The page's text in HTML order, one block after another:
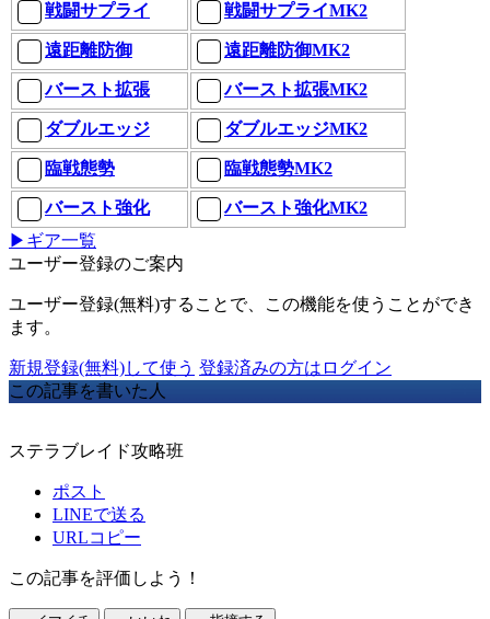
戦闘サプライ 戦闘サプライMK2
遠距離防御 遠距離防御MK2
バースト拡張 バースト拡張MK2
ダブルエッジ ダブルエッジMK2
臨戦態勢 臨戦態勢MK2
バースト強化
バースト強化MK2
▶ギア一覧
ユーザー登録のご案内
ユーザー登録(無料)することで、この機能を使うことができ
ます。
新規登録(無料)して使う 登録済みの方はログイン
この記事を書いた人
ステラブレイド攻略班
ポスト
LINEで送る
URLコピー
この記事を評価しよう！